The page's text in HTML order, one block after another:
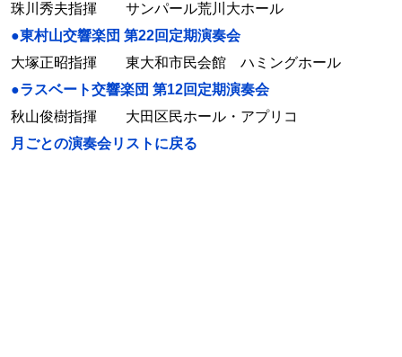
珠川秀夫指揮 サンパール荒川大ホール
●東村山交響楽団 第22回定期演奏会
大塚正昭指揮 東大和市民会館 ハミングホール
●ラスベート交響楽団 第12回定期演奏会
秋山俊樹指揮 大田区民ホール・アプリコ
月ごとの演奏会リストに戻る